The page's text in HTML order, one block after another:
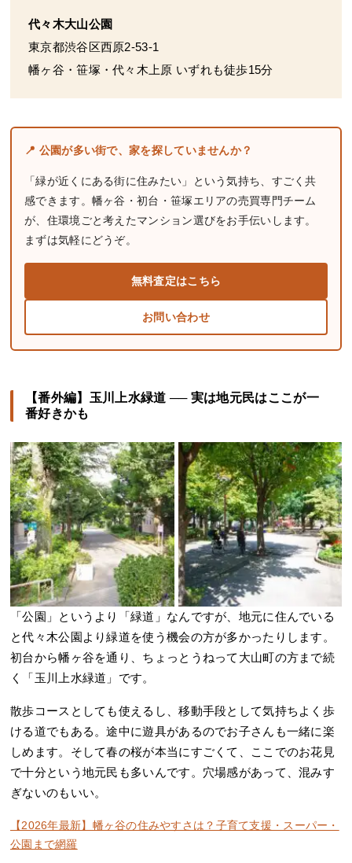
代々木大山公園
東京都渋谷区西原2-53-1
幡ヶ谷・笹塚・代々木上原 いずれも徒歩15分
📍 公園が多い街で、家を探していませんか？
「緑が近くにある街に住みたい」という気持ち、すごく共
感できます。幡ヶ谷・初台・笹塚エリアの売買専門チーム
が、住環境ごと考えたマンション選びをお手伝いします。
まずは気軽にどうぞ。
無料査定はこちら
お問い合わせ
【番外編】玉川上水緑道 ── 実は地元民はここが一
番好きかも
「公園」というより「緑道」なんですが、地元に住んでいる
と代々木公園より緑道を使う機会の方が多かったりします。
初台から幡ヶ谷を通り、ちょっとうねって大山町の方まで続
く「玉川上水緑道」です。
散歩コースとしても使えるし、移動手段として気持ちよく歩
ける道でもある。途中に遊具があるのでお子さんも一緒に楽
しめます。そして春の桜が本当にすごくて、ここでのお花見
で十分という地元民も多いんです。穴場感があって、混みす
ぎないのもいい。
【2026年最新】幡ヶ谷の住みやすさは？子育て支援・スーパー・
公園まで網羅